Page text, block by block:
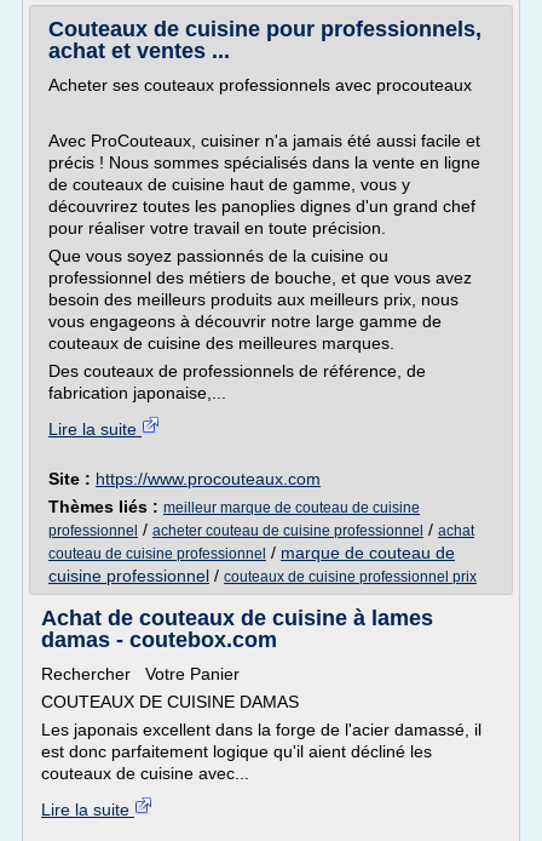
Couteaux de cuisine pour professionnels,
achat et ventes ...
Acheter ses couteaux professionnels avec procouteaux
Avec ProCouteaux, cuisiner n'a jamais été aussi facile et
précis ! Nous sommes spécialisés dans la vente en ligne
de couteaux de cuisine haut de gamme, vous y
découvrirez toutes les panoplies dignes d'un grand chef
pour réaliser votre travail en toute précision.
Que vous soyez passionnés de la cuisine ou
professionnel des métiers de bouche, et que vous avez
besoin des meilleurs produits aux meilleurs prix, nous
vous engageons à découvrir notre large gamme de
couteaux de cuisine des meilleures marques.
Des couteaux de professionnels de référence, de
fabrication japonaise,...
Lire la suite
Site : https://www.procouteaux.com
Thèmes liés : meilleur marque de couteau de cuisine
professionnel / acheter couteau de cuisine professionnel / achat
couteau de cuisine professionnel / marque de couteau de
cuisine professionnel / couteaux de cuisine professionnel prix
Achat de couteaux de cuisine à lames
damas - coutebox.com
Rechercher Votre Panier
COUTEAUX DE CUISINE DAMAS
Les japonais excellent dans la forge de l'acier damassé, il
est donc parfaitement logique qu'il aient décliné les
couteaux de cuisine avec...
Lire la suite